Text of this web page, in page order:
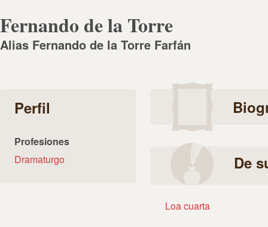
Fernando de la Torre
Alias Fernando de la Torre Farfán
Perfil
Profesiones
Dramaturgo
De
Loa cuarta